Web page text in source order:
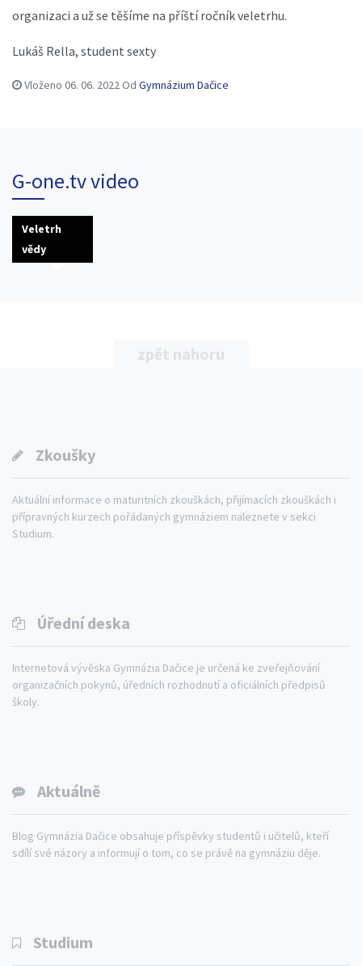
organizaci a už se těšíme na příští ročník veletrhu.
Lukáš Rella, student sexty
Vloženo 06. 06. 2022Od Gymnázium Dačice
G-one.tv video
Veletrh
vědy
zpět nahoru
Zkoušky
Aktuální informace o maturitních zkouškách, přijímacích zkouškách i
přípravných kurzech pořádaných gymnáziem naleznete v sekci
Studium.
Úřední deska
Internetová vývěska Gymnázia Dačice je určená ke zveřejňování
organizačních pokynů, úředních rozhodnutí a oficiálních předpisů
školy.
Aktuálně
Blog Gymnázia Dačice obsahuje příspěvky studentů i učitelů, kteří
sdílí své názory a informují o tom, co se právě na gymnáziu děje.
Studium